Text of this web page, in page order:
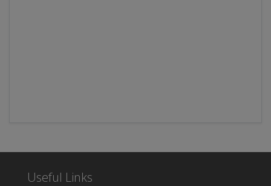
Useful Links